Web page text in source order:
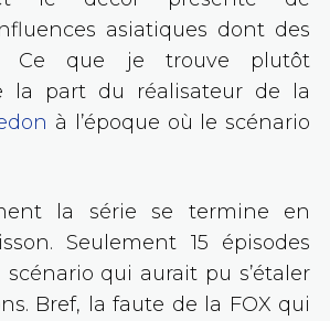
asiatiques dont des
Ce que je trouve plutôt
la part du réalisateur de la
à l’époque où le scénario
la série se termine en
Seulement 15 épisodes
qui aurait pu s’étaler
Bref, la faute de la FOX qui